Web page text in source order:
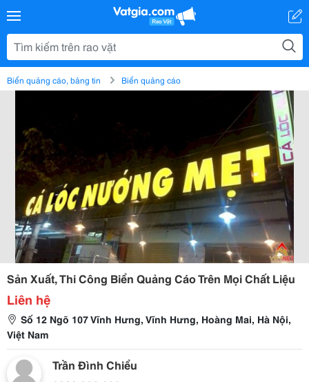
Biển quảng cáo, bảng tin Biển quảng cáo
Sản Xuất, Thi Công Biển Quảng Cáo Trên Mọi Chất Liệu
Liên hệ
Số 12 Ngõ 107 Vĩnh Hưng, Vĩnh Hưng, Hoàng Mai, Hà Nội,
Việt Nam
Trần Đình Chiểu